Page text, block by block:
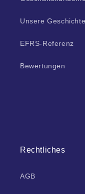
Unsere Geschichte
EFRS-Referenz
Bewertungen
Rechtliches
AGB